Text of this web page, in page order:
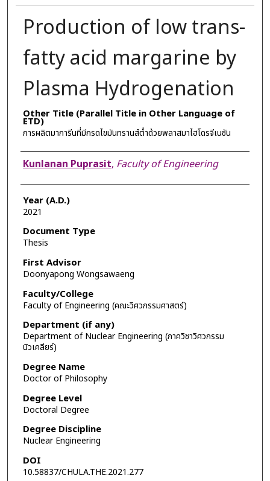
Production of low trans-
fatty acid margarine by
Plasma Hydrogenation
Other Title (Parallel Title in Other Language of
ETD)
การผลิตมาการีนที่มีกรดไขมันทรานส์ต่ำด้วยพลาสมาไฮโดรจีเนชัน
Author
Kunlanan Puprasit, Faculty of Engineering
Year (A.D.)
2021
Document Type
Thesis
First Advisor
Doonyapong Wongsawaeng
Faculty/College
Faculty of Engineering (คณะวิศวกรรมศาสตร์)
Department (if any)
Department of Nuclear Engineering (ภาควิชาวิศวกรรม
นิวเคลียร์)
Degree Name
Doctor of Philosophy
Degree Level
Doctoral Degree
Degree Discipline
Nuclear Engineering
DOI
10.58837/CHULA.THE.2021.277